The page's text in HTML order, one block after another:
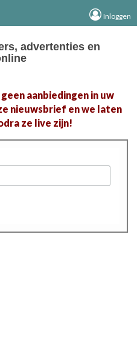
Inloggen
advertenties en
aanbiedingen in uw
nieuwsbrief en we laten
ze live zijn!